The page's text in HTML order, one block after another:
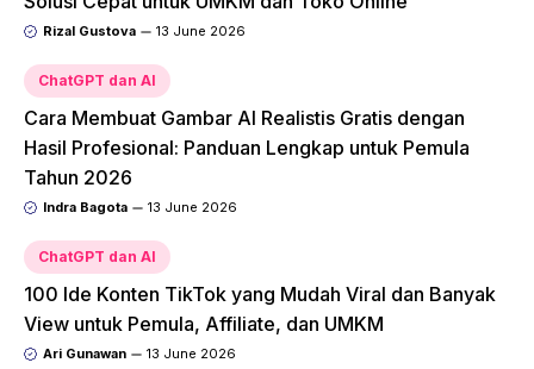
Rizal Gustova 13 June 2026
ChatGPT dan AI
Cara Membuat Gambar AI Realistis Gratis dengan
Hasil Profesional: Panduan Lengkap untuk Pemula
Tahun 2026
Indra Bagota 13 June 2026
ChatGPT dan AI
100 Ide Konten TikTok yang Mudah Viral dan Banyak
View untuk Pemula, Affiliate, dan UMKM
Ari Gunawan 13 June 2026